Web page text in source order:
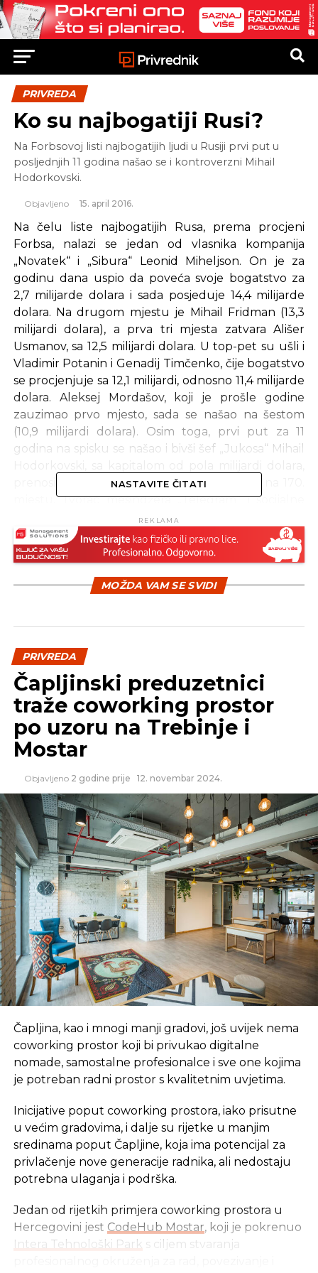
PRIVREDA
Ko su najbogatiji Rusi?
Na Forbsovoj listi najbogatijih ljudi u Rusiji prvi put u
posljednjih 11 godina našao se i kontroverzni Mihail
Hodorkovski.
Objavljeno 15. april 2016.
Na čelu liste najbogatijih Rusa, prema procjeni
Forbsa, nalazi se jedan od vlasnika kompanija
„Novatek“ i „Sibura“ Leonid Miheljson. On je za
godinu dana uspio da poveća svoje bogatstvo za
2,7 milijarde dolara i sada posjeduje 14,4 milijarde
dolara. Na drugom mjestu je Mihail Fridman (13,3
milijardi dolara), a prva tri mjesta zatvara Ališer
Usmanov, sa 12,5 milijardi dolara. U top-pet su ušli i
Vladimir Potanin i Genadij Timčenko, čije bogatstvo
se procjenjuje sa 12,1 milijardi, odnosno 11,4 milijarde
dolara. Aleksej Mordašov, koji je prošle godine
zauzimao prvo mjesto, sada se našao na šestom
(10,9 milijardi dolara). Osim toga, prvi put za 11
godina na spisku se našao i bivši šef „Jukosa“ Mihail
prenosi „Rembler njuz servis“. On se nalazi na 170.
mjestu. Tvorac mesindžera „Telegram“ i socijalne
mreže „VKontakte“ Pavel Durov prvi put se našao
na spisku 200 najbogatijih biznismena Rusije prema
procjeni Forbsa. Sa 600 miliona dolara, on je zauzeo
135. mjesto.
Izvor: Sputnik
SLIČNE TEME:
SLEDEĆI
Nadolazeća generacija rukovodilaca
porodičnih preduzeća želi promjene, ali teško
im se izboriti za ideje
NE PROPUSTITE
Perutnina Ptuj najavljuje povećanje tržišnog
udjela u BiH
NASTAVITE ČITATI
REKLAMA
MOŽDA VAM SE SVIDI
PRIVREDA
Čapljinski preduzetnici
traže coworking prostor
po uzoru na Trebinje i
Mostar
Objavljeno 2 godine prije 12. novembar 2024.
Čapljina, kao i mnogi manji gradovi, još uvijek nema
coworking prostor koji bi privukao digitalne
nomade, samostalne profesionalce i sve one kojima
je potreban radni prostor s kvalitetnim uvjetima.
Inicijative poput coworking prostora, iako prisutne
u većim gradovima, i dalje su rijetke u manjim
sredinama poput Čapljine, koja ima potencijal za
privlačenje nove generacije radnika, ali nedostaju
potrebna ulaganja i podrška.
Jedan od rijetkih primjera coworking prostora u
Hercegovini jest CodeHub Mostar, koji je pokrenuo
Intera Tehnološki Park s ciljem stvaranja